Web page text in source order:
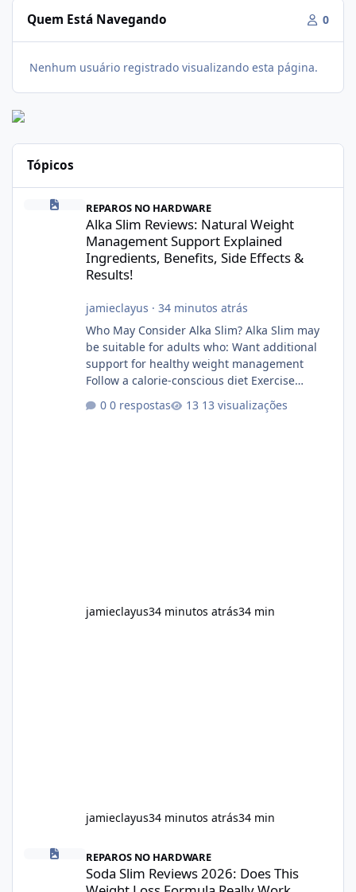
Quem Está Navegando 0
Nenhum usuário registrado visualizando esta página.
Tópicos
REPAROS NO HARDWARE
Alka Slim Reviews: Natural Weight
Management Support Explained
Ingredients, Benefits, Side Effects &
Results!
jamieclayus · 34 minutos atrás
Who May Consider Alka Slim? Alka Slim may
be suitable for adults who: Want additional
support for healthy weight management
Follow a calorie-conscious diet Exercise
plant-based ingredients Want to complement
0 respostas 13 visualizações
jamieclayus34 minutos atrás34 min
jamieclayus34 minutos atrás34 min
Soda Slim Reviews 2026: Does This Weight Loss Formula Really
REPAROS NO HARDWARE
Soda Slim Reviews 2026: Does This